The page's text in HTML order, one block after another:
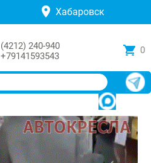
Хабаровск
(4212) 240-940
+79141593543
0